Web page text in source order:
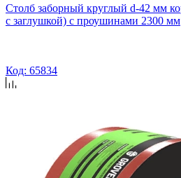
Столб заборный круглый d-42 мм
с заглушкой) с проушинами 2300 мм
Код: 65834